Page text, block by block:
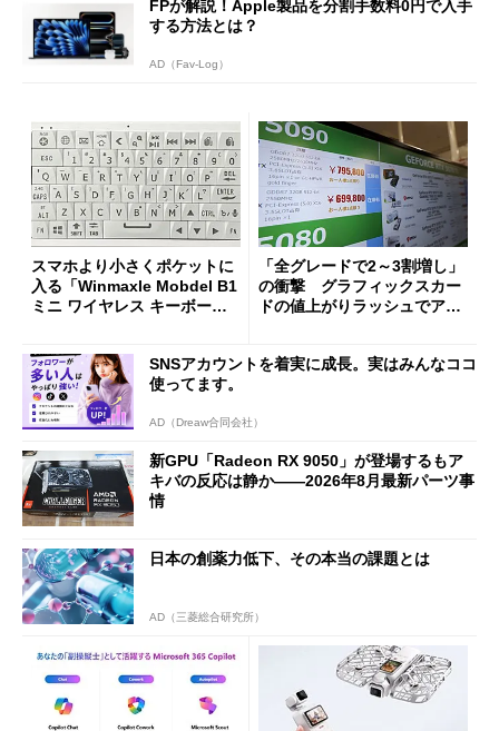
FPが解説！Apple製品を分割手数料0円で入手
する方法とは？
AD（Fav-Log）
スマホより小さくポケットに
入る「Winmaxle Mobdel B1
ミニ ワイヤレス キーボー
「全グレードで2～3割増し」
の衝撃 グラフィックスカー
ドの値上がりラッシュでアキ
SNSアカウントを着実に成長。実はみんなココ
使ってます。
AD（Dreaw合同会社）
新GPU「Radeon RX 9050」が登場するもア
キバの反応は静か――2026年8月最新パーツ事
情
日本の創薬力低下、その本当の課題とは
AD（三菱総合研究所）